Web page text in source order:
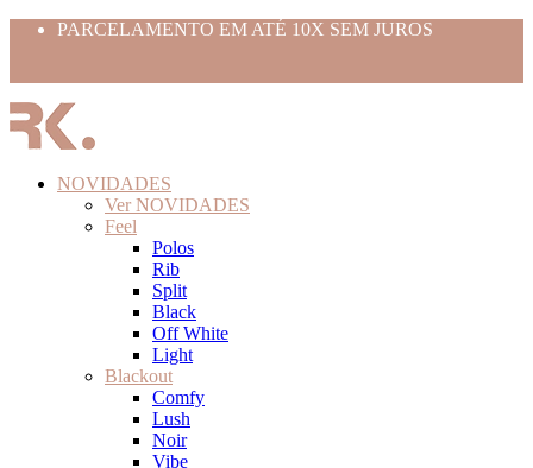
PARCELAMENTO EM ATÉ 10X SEM JUROS
NOVIDADES
Ver NOVIDADES
Feel
Polos
Rib
Split
Black
Off White
Light
Blackout
Comfy
Lush
Noir
Vibe